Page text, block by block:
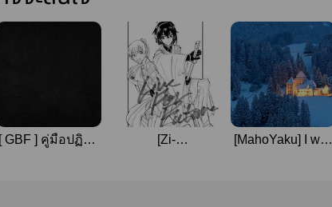
[ GBF ] คู่มือปฏิบัติ
[Zi-
[MahoYaku] I was